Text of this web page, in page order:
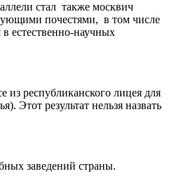
стал также москвич
почестями, в том числе
естественно-научных
республиканского лицея для
результат нельзя назвать
заведений страны.